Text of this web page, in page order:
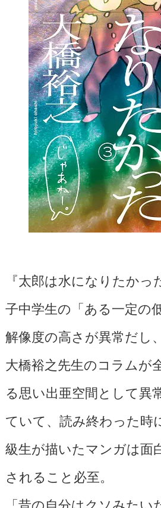
『太郎は水になりたかっ
子中学生の「ある一定の
解像度の高さが異常だし
大橋裕之先生のコラムが
る思い出亜空間として異
ていて、読み終わった時
級生が描いたマンガは面
されること必至。
「昔の自分はクソみたい